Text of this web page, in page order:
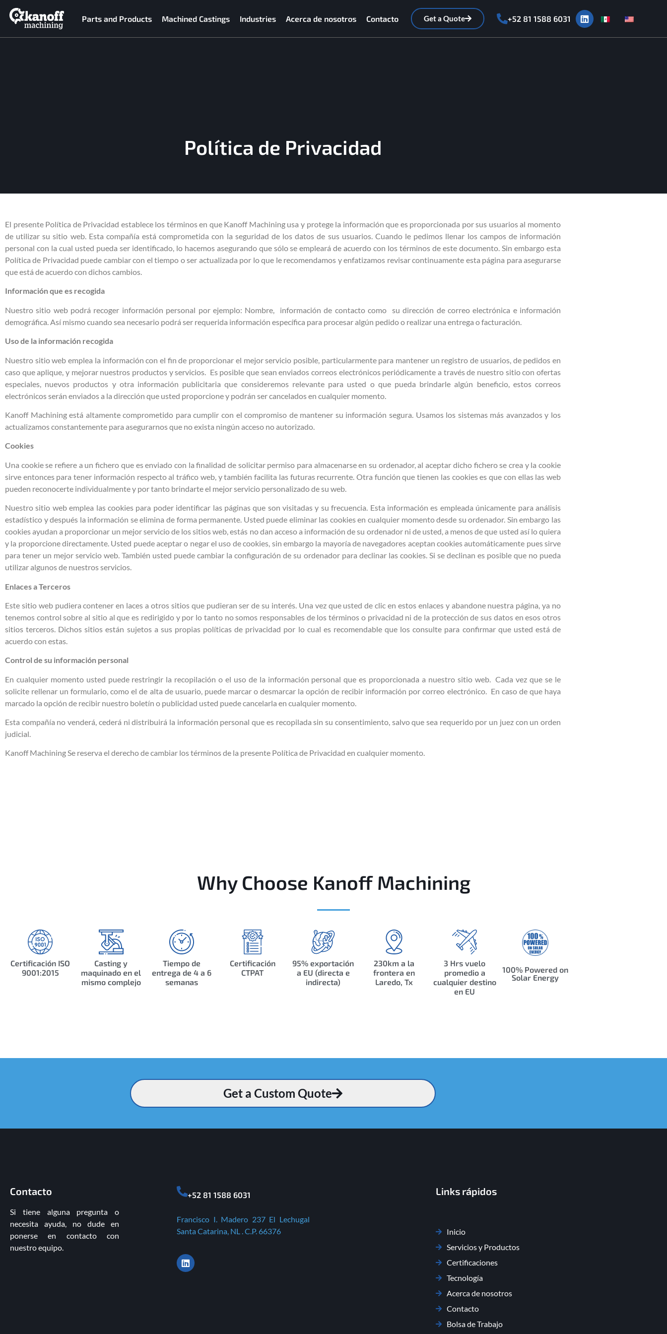
Parts and Products Machined Castings Industries Acerca de nosotros Contacto Get a Quote +52 81 1588 6031
Política de Privacidad
El presente Política de Privacidad establece los términos en que Kanoff Machining usa y protege la información que es proporcionada por sus usuarios al momento
de utilizar su sitio web. Esta compañía está comprometida con la seguridad de los datos de sus usuarios. Cuando le pedimos llenar los campos de información
personal con la cual usted pueda ser identificado, lo hacemos asegurando que sólo se empleará de acuerdo con los términos de este documento. Sin embargo esta
Política de Privacidad puede cambiar con el tiempo o ser actualizada por lo que le recomendamos y enfatizamos revisar continuamente esta página para asegurarse
que está de acuerdo con dichos cambios.
Información que es recogida
Nuestro sitio web podrá recoger información personal por ejemplo: Nombre, información de contacto como su dirección de correo electrónica e información
demográfica. Así mismo cuando sea necesario podrá ser requerida información específica para procesar algún pedido o realizar una entrega o facturación.
Uso de la información recogida
Nuestro sitio web emplea la información con el fin de proporcionar el mejor servicio posible, particularmente para mantener un registro de usuarios, de pedidos en
caso que aplique, y mejorar nuestros productos y servicios. Es posible que sean enviados correos electrónicos periódicamente a través de nuestro sitio con ofertas
especiales, nuevos productos y otra información publicitaria que consideremos relevante para usted o que pueda brindarle algún beneficio, estos correos
electrónicos serán enviados a la dirección que usted proporcione y podrán ser cancelados en cualquier momento.
Kanoff Machining está altamente comprometido para cumplir con el compromiso de mantener su información segura. Usamos los sistemas más avanzados y los
actualizamos constantemente para asegurarnos que no exista ningún acceso no autorizado.
Cookies
Una cookie se refiere a un fichero que es enviado con la finalidad de solicitar permiso para almacenarse en su ordenador, al aceptar dicho fichero se crea y la cookie
sirve entonces para tener información respecto al tráfico web, y también facilita las futuras recurrente. Otra función que tienen las cookies es que con ellas las web
pueden reconocerte individualmente y por tanto brindarte el mejor servicio personalizado de su web.
Nuestro sitio web emplea las cookies para poder identificar las páginas que son visitadas y su frecuencia. Esta información es empleada únicamente para análisis
estadístico y después la información se elimina de forma permanente. Usted puede eliminar las cookies en cualquier momento desde su ordenador. Sin embargo las
cookies ayudan a proporcionar un mejor servicio de los sitios web, estás no dan acceso a información de su ordenador ni de usted, a menos de que usted así lo quiera
y la proporcione directamente. Usted puede aceptar o negar el uso de cookies, sin embargo la mayoría de navegadores aceptan cookies automáticamente pues sirve
para tener un mejor servicio web. También usted puede cambiar la configuración de su ordenador para declinar las cookies. Si se declinan es posible que no pueda
utilizar algunos de nuestros servicios.
Enlaces a Terceros
Este sitio web pudiera contener en laces a otros sitios que pudieran ser de su interés. Una vez que usted de clic en estos enlaces y abandone nuestra página, ya no
tenemos control sobre al sitio al que es redirigido y por lo tanto no somos responsables de los términos o privacidad ni de la protección de sus datos en esos otros
sitios terceros. Dichos sitios están sujetos a sus propias políticas de privacidad por lo cual es recomendable que los consulte para confirmar que usted está de
acuerdo con estas.
Control de su información personal
En cualquier momento usted puede restringir la recopilación o el uso de la información personal que es proporcionada a nuestro sitio web. Cada vez que se le
solicite rellenar un formulario, como el de alta de usuario, puede marcar o desmarcar la opción de recibir información por correo electrónico. En caso de que haya
marcado la opción de recibir nuestro boletín o publicidad usted puede cancelarla en cualquier momento.
Esta compañía no venderá, cederá ni distribuirá la información personal que es recopilada sin su consentimiento, salvo que sea requerido por un juez con un orden
judicial.
Kanoff Machining Se reserva el derecho de cambiar los términos de la presente Política de Privacidad en cualquier momento.
Why Choose Kanoff Machining
Certificación ISO
9001:2015
Casting y
maquinado en el
mismo complejo
Tiempo de
entrega de 4 a 6
semanas
Certificación
CTPAT
95% exportación
a EU (directa e
indirecta)
230km a la
frontera en
Laredo, Tx
3 Hrs vuelo
promedio a
cualquier destino
en EU
100% Powered on
Solar Energy
Get a Custom Quote
Contacto
Si tiene alguna pregunta o
necesita ayuda, no dude en
ponerse en contacto con
nuestro equipo.
+52 81 1588 6031
Francisco I. Madero 237 El Lechugal
Santa Catarina, NL . C.P. 66376
Links rápidos
Inicio
Servicios y Productos
Certificaciones
Tecnología
Acerca de nosotros
Contacto
Bolsa de Trabajo